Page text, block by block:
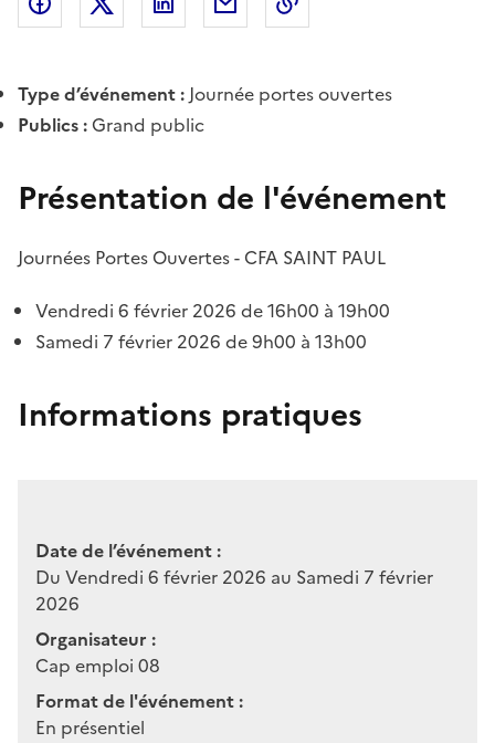
Type d’événement : Journée portes ouvertes
Publics :Grand public
Présentation de l'événement
Journées Portes Ouvertes - CFA SAINT PAUL
Vendredi 6 février 2026 de 16h00 à 19h00
Samedi 7 février 2026 de 9h00 à 13h00
Informations pratiques
Date de l’événement :
Du Vendredi 6 février 2026 au Samedi 7 février
2026
Organisateur :
Cap emploi 08
Format de l'événement :
En présentiel